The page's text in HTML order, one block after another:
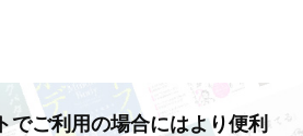
でご利用の場合にはより便利